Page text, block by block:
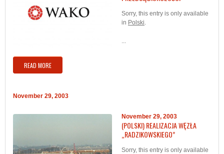
Sorry, this entry is only available
in Polski.
...
READ MORE
November 29, 2003
November 29, 2003
(POLSKI) REALIZACJA WĘZŁA
„RADZIKOWSKIEGO”
Sorry, this entry is only available